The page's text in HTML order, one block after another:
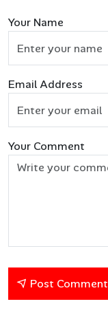
Your Name
Email Address
Your Comment
Post Comment